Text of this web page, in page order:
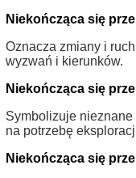
Niekończąca się
Oznacza zmiany i
wyzwań i kierunków.
Niekończąca się
Symbolizuje
na potrzebę
Niekończąca się